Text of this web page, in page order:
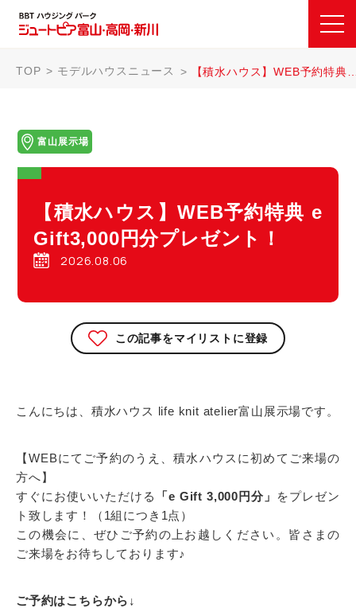
TOP モデルハウスニュース 【積水ハウス】WEB予約特典 e Gift3,000円分プレゼント！
富山展示場
【積水ハウス】WEB予約特典 e
Gift3,000円分プレゼント！
2026.08.06
この記事をマイリストに登録
こんにちは、積水ハウス life knit atelier富山展示場です。
【WEBにてご予約のうえ、積水ハウスに初めてご来場の
方へ】
すぐにお使いいただける
「e Gift 3,000円分」
をプレゼン
ト致します！（1組につき1点）
この機会に、ぜひご予約の上お越しください。皆さまの
ご来場をお待ちしております♪
ご予約はこちらから↓